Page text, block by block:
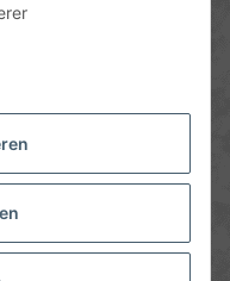
zzgl.Versandund ggf.
anders angegeben.